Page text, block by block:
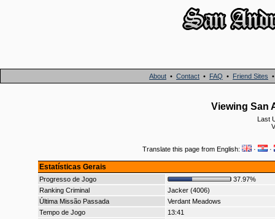
About • Contact • FAQ • Friend Sites
Viewing San
Last
Translate this page from English: · ·
Estatísticas Gerais
Progresso de Jogo
37.97%
Ranking Criminal
Jacker (4006)
Última Missão Passada
Verdant Meadows
Tempo de Jogo
13:41